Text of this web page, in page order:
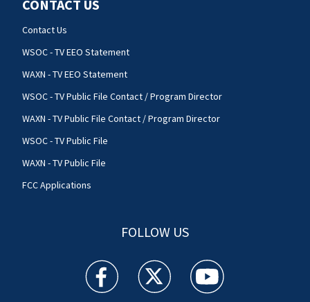
CONTACT US
Contact Us
WSOC - TV EEO Statement
WAXN - TV EEO Statement
WSOC - TV Public File Contact / Program Director
WAXN - TV Public File Contact / Program Director
WSOC - TV Public File
WAXN - TV Public File
FCC Applications
FOLLOW US
WSOC TV facebook feed(Opens a new window)
WSOC TV twitter feed(Opens a new
WSOC TV youtube